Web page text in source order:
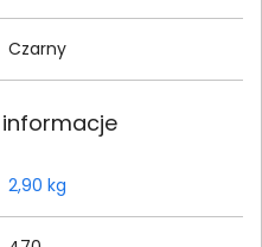
Czarny
2,90 kg